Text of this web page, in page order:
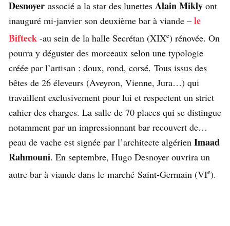
Desnoyer associé a la star des lunettes Alain Mikly ont
inauguré mi-janvier son deuxième bar à viande – le
Bifteck -au sein de la halle Secrétan (XIXe) rénovée. On
pourra y déguster des morceaux selon une typologie
créée par l’artisan : doux, rond, corsé. Tous issus des
bêtes de 26 éleveurs (Aveyron, Vienne, Jura…) qui
travaillent exclusivement pour lui et respectent un strict
cahier des charges. La salle de 70 places qui se distingue
notamment par un impressionnant bar recouvert de…
peau de vache est signée par l’architecte algérien Imaad
Rahmouni. En septembre, Hugo Desnoyer ouvrira un
autre bar à viande dans le marché Saint-Germain (VIe).